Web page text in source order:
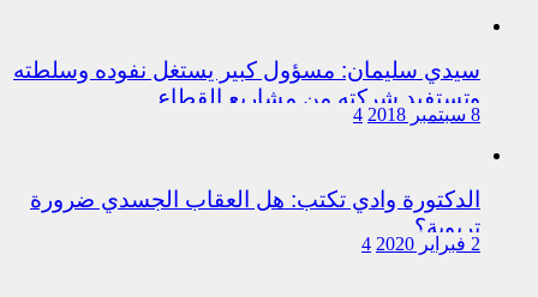
سيدي سليمان: مسؤول كبير يستغل نفوده وسلطته
وتستفيد شركته من مشاريع القطاع
8 سبتمبر 2018 4
الدكتورة وادي تكتب: هل العقاب الجسدي ضرورة
تربوية؟
2 فبراير 2020 4